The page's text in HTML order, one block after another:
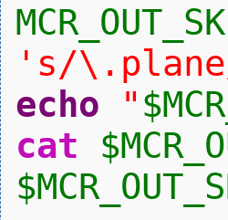
's/
echo
"
cat